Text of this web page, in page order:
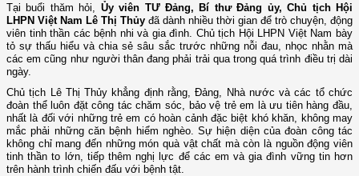
Tại buổi thăm hỏi, Ủy viên TƯ Đảng, Bí thư Đảng ủy, Chủ tịch Hội
LHPN Việt Nam Lê Thị Thủy đã dành nhiều thời gian để trò chuyện, động
viên tinh thần các bệnh nhi và gia đình. Chủ tịch Hội LHPN Việt Nam bày
tỏ sự thấu hiểu và chia sẻ sâu sắc trước những nỗi đau, nhọc nhằn mà
các em cũng như người thân đang phải trải qua trong quá trình điều trị dài
ngày.
Chủ tịch Lê Thị Thủy khẳng định rằng, Đảng, Nhà nước và các tổ chức
đoàn thể luôn đặt công tác chăm sóc, bảo vệ trẻ em là ưu tiên hàng đầu,
nhất là đối với những trẻ em có hoàn cảnh đặc biệt khó khăn, không may
mắc phải những căn bệnh hiểm nghèo. Sự hiện diện của đoàn công tác
không chỉ mang đến những món quà vật chất mà còn là nguồn động viên
tinh thần to lớn, tiếp thêm nghị lực để các em và gia đình vững tin hơn
trên hành trình chiến đấu với bệnh tật.